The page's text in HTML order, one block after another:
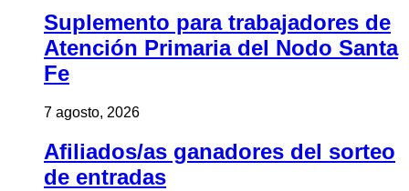
Suplemento para trabajadores de
Atención Primaria del Nodo Santa
Fe
7 agosto, 2026
Afiliados/as ganadores del sorteo
de entradas